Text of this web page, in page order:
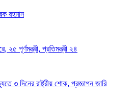
রহমান
২৫ পূর্ণমন্ত্রী, প্রতিমন্ত্রী ২৪
৩ দিনের রাষ্ট্রীয় শোক, প্রজ্ঞাপন জারি